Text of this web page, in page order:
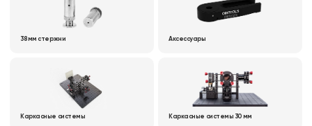
38 мм стержни Аксессуары
Каркасные системы Каркасные системы 30 мм